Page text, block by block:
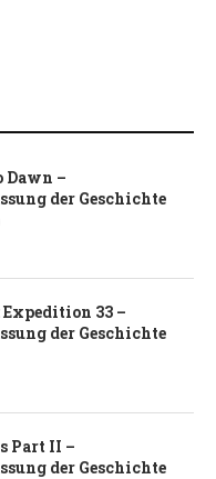
Dawn –
der Geschichte
33 –
der Geschichte
Part II –
der Geschichte